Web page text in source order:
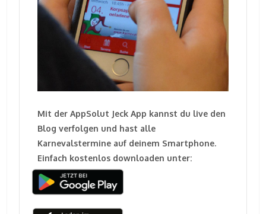
Mit der AppSolut Jeck App kannst du live den
Blog verfolgen und hast alle
Karnevalstermine auf deinem Smartphone.
Einfach kostenlos downloaden unter: